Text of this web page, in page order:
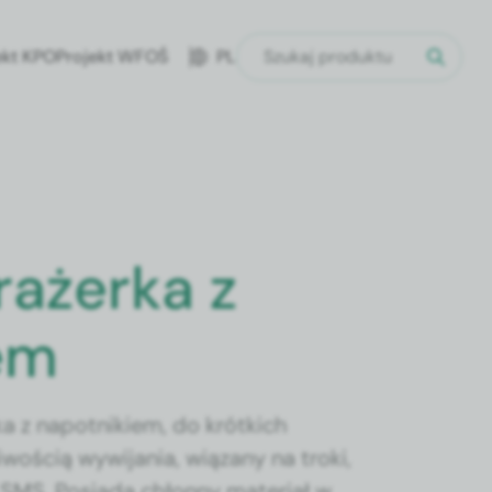
KPOProjekt WFOŚ PL
z
z napotnikiem, do krótkich
wywijania, wiązany na troki,